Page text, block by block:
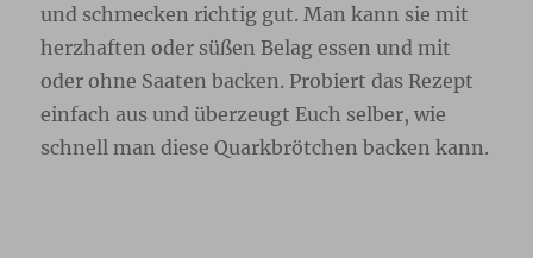
und schmecken richtig gut. Man kann sie mit
herzhaften oder süßen Belag essen und mit
oder ohne Saaten backen. Probiert das Rezept
einfach aus und überzeugt Euch selber, wie
schnell man diese Quarkbrötchen backen kann.